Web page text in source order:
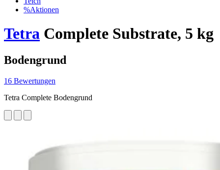
%Aktionen
Tetra Complete Substrate, 5 kg
Bodengrund
16 Bewertungen
Tetra Complete Bodengrund